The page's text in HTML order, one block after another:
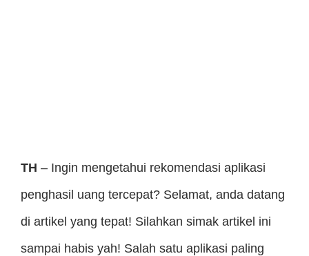
TH – Ingin mengetahui rekomendasi aplikasi
penghasil uang tercepat? Selamat, anda datang
di artikel yang tepat! Silahkan simak artikel ini
sampai habis yah! Salah satu aplikasi paling